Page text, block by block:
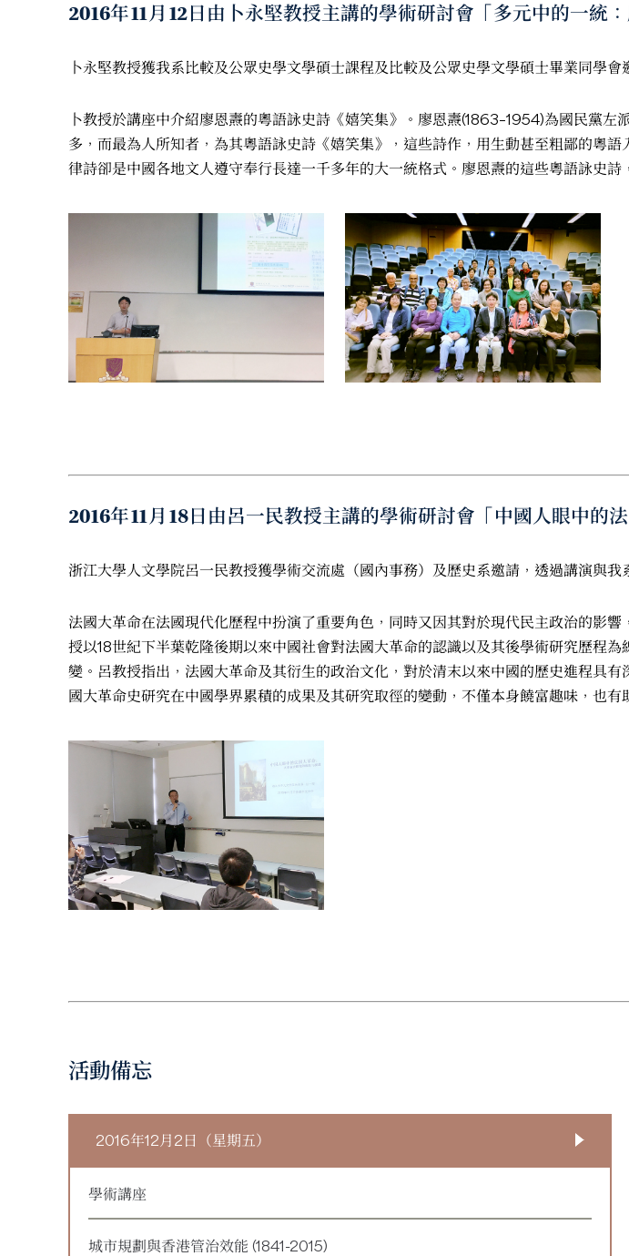
2016年11月12日由卜永堅教授主講的學術研討會「多元中的一統
卜永堅教授獲我系比較及公眾史學文學碩士課程及比較及公眾史學文學碩士畢業同學會
卜教授於講座中介紹廖恩燾的粵語詠史詩《嬉笑集》。廖恩燾(1863–1954)為國民黨
多，而最為人所知者，為其粵語詠史詩《嬉笑集》，這些詩作，用生動甚至粗鄙的粵
律詩卻是中國各地文人遵守奉行長達一千多年的大一統格式。廖恩燾的這些粵語詠史詩
2016年11月18日由呂一民教授主講的學術研討會「中國人眼中的
浙江大學人文學院呂一民教授獲學術交流處（國內事務）及歷史系邀請，透過講演與我
法國大革命在法國現代化歷程中扮演了重要角色，同時又因其對於現代民主政治的影
授以18世紀下半葉乾隆後期以來中國社會對法國大革命的認識以及其後學術研究歷程
變。呂教授指出，法國大革命及其衍生的政治文化，對於清末以來中國的歷史進程具
國大革命史研究在中國學界累積的成果及其研究取徑的變動，不僅本身饒富趣味，也
活動備忘
2016年12月2日（星期五）
學術講座
城市規劃與香港管治效能 (1841-2015)